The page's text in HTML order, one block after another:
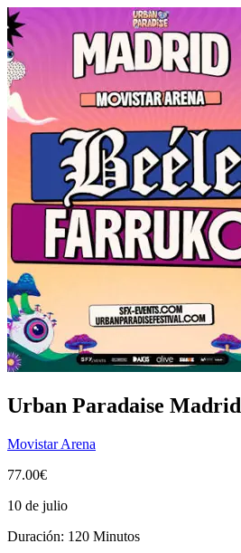
Urban Paradaise Madrid
Movistar Arena
77.00€
10 de julio
Duración: 120 Minutos